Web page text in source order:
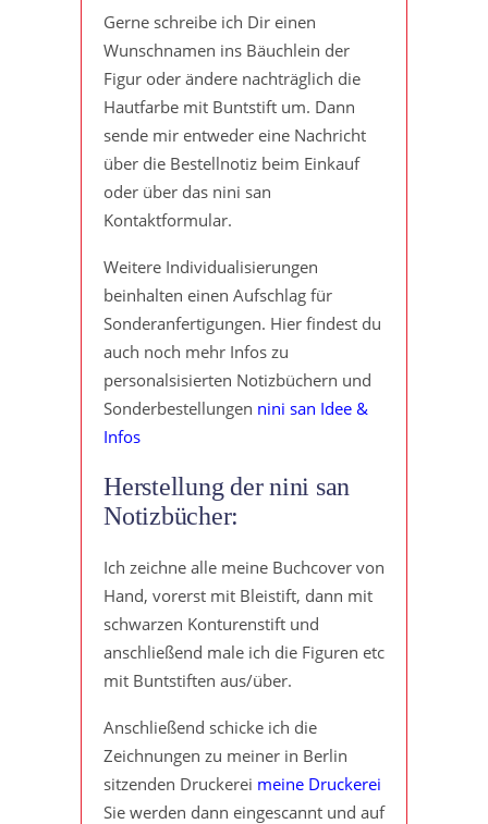
Gerne schreibe ich Dir einen
Wunschnamen ins Bäuchlein der
Figur oder ändere nachträglich die
Hautfarbe mit Buntstift um. Dann
sende mir entweder eine Nachricht
über die Bestellnotiz beim Einkauf
oder über das nini san
Kontaktformular.
Weitere Individualisierungen
beinhalten einen Aufschlag für
Sonderanfertigungen. Hier findest du
auch noch mehr Infos zu
personalsisierten Notizbüchern und
Sonderbestellungen nini san Idee &
Infos
Herstellung der nini san
Notizbücher:
Ich zeichne alle meine Buchcover von
Hand, vorerst mit Bleistift, dann mit
schwarzen Konturenstift und
anschließend male ich die Figuren etc
mit Buntstiften aus/über.
Anschließend schicke ich die
Zeichnungen zu meiner in Berlin
sitzenden Druckerei meine Druckerei
Sie werden dann eingescannt und auf